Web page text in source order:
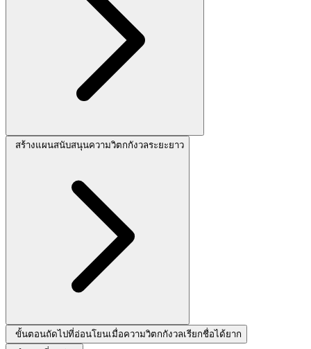
สร้างแผนสนับสนุนความวิตกกังวลระยะยาว
ขั้นตอนถัดไปที่อ่อนโยนเมื่อความวิตกกังวลเรียกชื่อได้ยาก